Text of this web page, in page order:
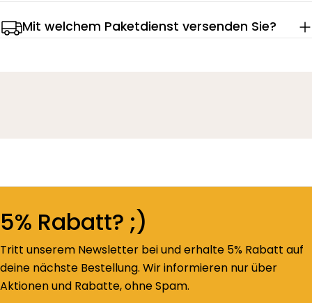
Mit welchem Paketdienst versenden Sie?
5% Rabatt? ;)
Tritt unserem Newsletter bei und erhalte 5% Rabatt auf
deine nächste Bestellung. Wir informieren nur über
Aktionen und Rabatte, ohne Spam.